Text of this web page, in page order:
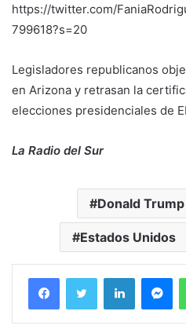
https://twitter.com/
799618?s=20
Legisladores republicanos
en Arizona y retrasan la
elecciones presidenciales de
La Radio del Sur
Donald Trump
Estados Unidos
FacebookTwitter LinkedIn